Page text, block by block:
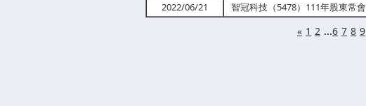
2022/06/21
智冠科技（5478）111年股東常會
« 1 2 ...6 7 8 9